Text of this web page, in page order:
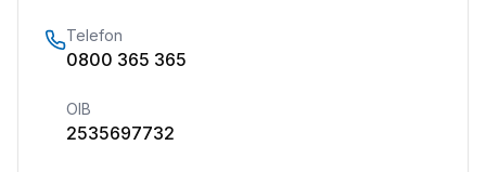
Telefon
0800 365 365
OIB
2535697732